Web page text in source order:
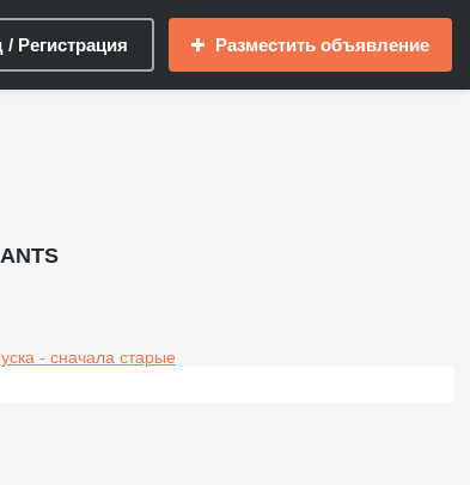
/ Регистрация Разместить объявление
- сначала старые